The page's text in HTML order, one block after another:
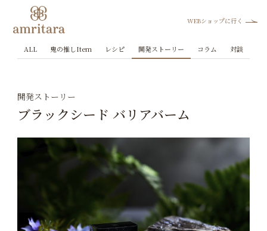
WEBショップに行く
ALL 鬼の推しItem レシピ 開発ストーリー コラム 対談
開発ストーリー
ブラックシード バリアバーム